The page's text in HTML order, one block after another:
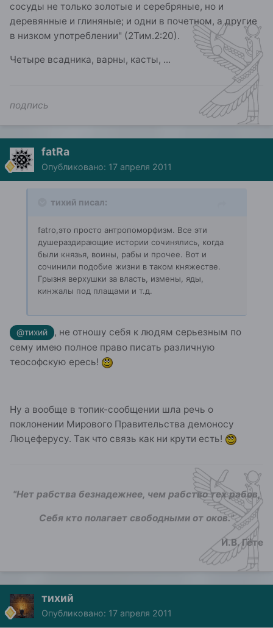
сосуды не только золотые и серебряные, но и
деревянные и глиняные; и одни в почетном, а другие
в низком употреблении" (2Тим.2:20).
Четыре всадника, варны, касты, ...
подпись
fatRa
Опубликовано: 17 апреля 2011
тихий писал:
fatro,это просто антропоморфизм. Все эти
душераздирающие истории сочинялись, когда
были князья, воины, рабы и прочее. Вот и
сочинили подобие жизни в таком княжестве.
Грызня верхушки за власть, измены, яды,
кинжалы под плащами и т.д.
@тихий
, не отношу себя к людям серьезным по
сему имею полное право писать различную
теософскую ересь!
Ну а вообще в топик-сообщении шла речь о
поклонении Мирового Правительства демоносу
Люцеферусу. Так что связь как ни крути есть!
"Нет рабства безнадежнее, чем рабство тех рабов,
Себя кто полагает свободными от оков."
И.В. Гёте
тихий
Опубликовано: 17 апреля 2011